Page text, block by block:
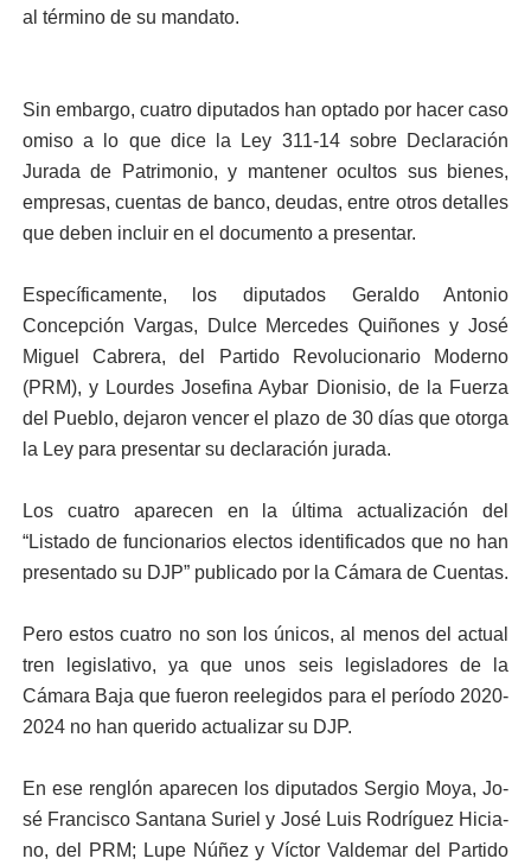
al término de su mandato.
Sin embargo, cuatro dipu­tados han optado por hacer caso
omiso a lo que dice la Ley 311-14 sobre Declara­ción
Jurada de Patrimonio, y mantener ocultos sus bie­nes,
empresas, cuentas de banco, deudas, entre otros detalles
que deben incluir en el documento a presen­tar.
Específicamente, los di­putados Geraldo Antonio
Concepción Vargas, Dulce Mercedes Quiñones y José
Miguel Cabrera, del Partido Revolucionario Moderno
(PRM), y Lourdes Josefina Aybar Dionisio, de la Fuerza
del Pueblo, dejaron vencer el plazo de 30 días que otor­ga
la Ley para presentar su declaración jurada.
Los cuatro aparecen en la última actualización del
“Listado de funcionarios electos identificados que no han
presentado su DJP” publicado por la Cámara de Cuentas.
Pero estos cuatro no son los únicos, al menos del ac­tual
tren legislativo, ya que unos seis legisladores de la
Cámara Baja que fueron reelegidos para el período 2020-
2024 no han querido actualizar su DJP.
En ese renglón aparecen los diputados Sergio Moya, Jo­
sé Francisco Santana Suriel y José Luis Rodríguez Hicia­
no, del PRM; Lupe Núñez y Víctor Valdemar del Partido